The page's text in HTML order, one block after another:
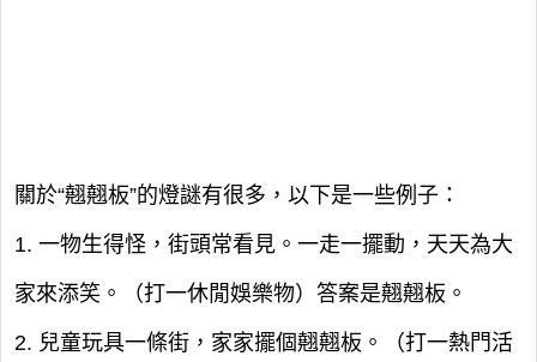
關於“翹翹板”的燈謎有很多，以下是一些例子：
1. 一物生得怪，街頭常看見。一走一擺動，天天為大
家來添笑。（打一休閒娛樂物）答案是翹翹板。
2. 兒童玩具一條街，家家擺個翹翹板。（打一熱門活